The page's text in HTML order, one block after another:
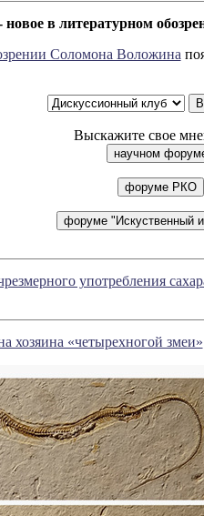
в литературном
Соломона Воложина
Выскажите свое
употребления
хозяина «четырехногой змеи»